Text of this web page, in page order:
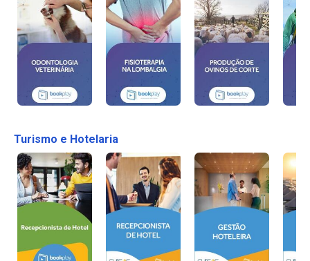
Turismo e Hotelaria